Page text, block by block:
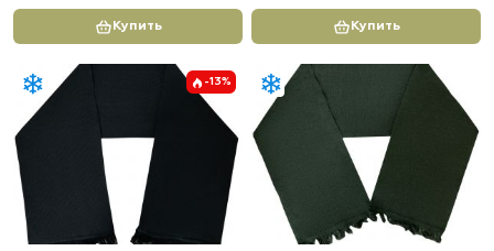
Купить Купить
-13%